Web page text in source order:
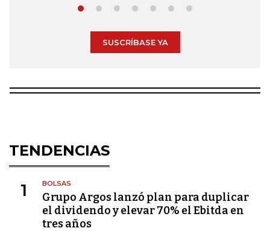
SUSCRÍBASE YA
TENDENCIAS
1 BOLSAS
Grupo Argos lanzó plan para duplicar
el dividendo y elevar 70% el Ebitda en
tres años